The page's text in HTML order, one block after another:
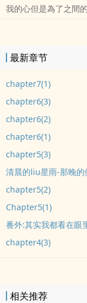
我的心但是為了之間
雨
當她離我越來越遠時
可能每個人智商都會降
qing世界中我們跌跌
人呢
裡的~余苡涵2.真真假
祥亦4.我不懦弱，至
淋雨。喧囂方糖不甜
幻系列作:權力之光姚
instagram:@chiyu-
最新章节
chapter7(1)
chapter6(3)
chapter6(2)
chapter6(1)
chapter5(3)
清晨的liu星雨-那晚
chapter5(2)
Chapter5(1)
番外:其实我都看在眼
chapter4(3)
相关推荐